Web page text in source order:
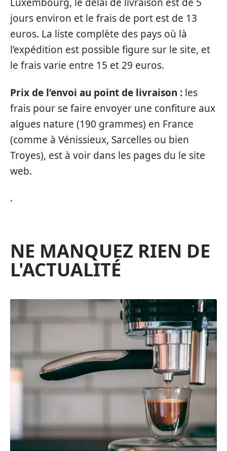
jours environ et le frais de port est de 13
euros. La liste complète des pays où là
l’expédition est possible figure sur le site, et
le frais varie entre 15 et 29 euros.
Prix de l’envoi au point de livraison : les
frais pour se faire envoyer une confiture aux
algues nature (190 grammes) en France
(comme à Vénissieux, Sarcelles ou bien
Troyes), est à voir dans les pages du le site
web.
.
NE MANQUEZ RIEN DE
L'ACTUALITÉ